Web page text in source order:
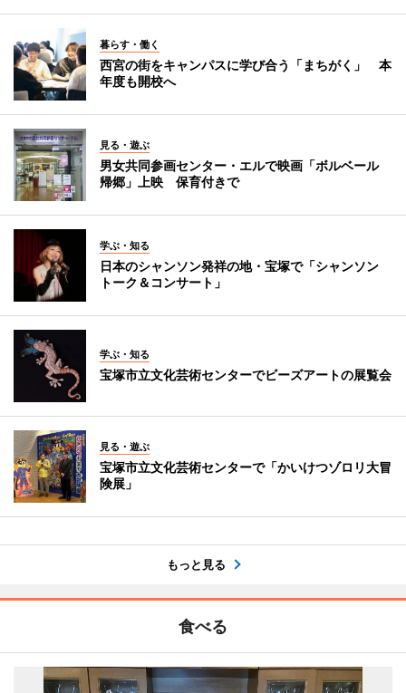
暮らす・働く
西宮の街をキャンパスに学び合う「まちがく」 本
年度も開校へ
見る・遊ぶ
男女共同参画センター・エルで映画「ボルベール
帰郷」上映 保育付きで
学ぶ・知る
日本のシャンソン発祥の地・宝塚で「シャンソン
トーク＆コンサート」
学ぶ・知る
宝塚市立文化芸術センターでビーズアートの展覧会
見る・遊ぶ
宝塚市立文化芸術センターで「かいけつゾロリ大冒
険展」
もっと見る
食べる